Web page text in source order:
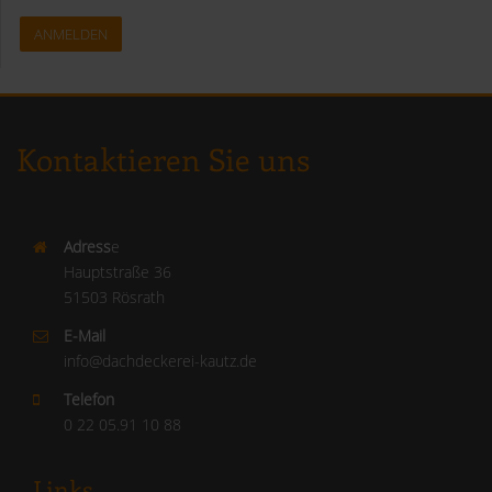
ANMELDEN
Kontaktieren Sie uns
Adresse
Hauptstraße 36
51503 Rösrath
E-Mail
info@dachdeckerei-kautz.de
Telefon
0 22 05.91 10 88